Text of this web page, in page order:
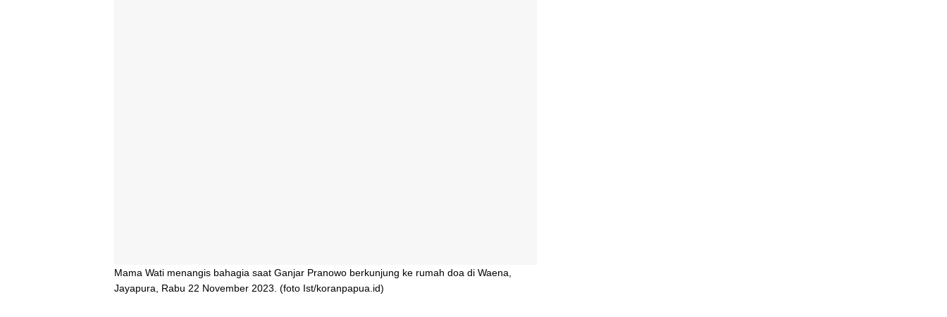
Mama Wati menangis bahagia saat Ganjar Pranowo berkunjung ke rumah doa di Waena,
Jayapura, Rabu 22 November 2023. (foto Ist/koranpapua.id)